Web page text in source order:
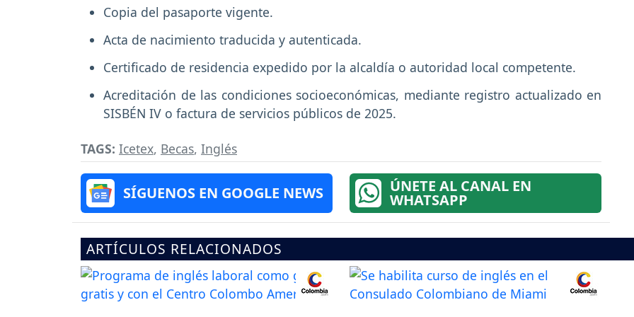
Copia del pasaporte vigente.
Acta de nacimiento traducida y autenticada.
Certificado de residencia expedido por la alcaldía o autoridad local competente.
Acreditación de las condiciones socioeconómicas, mediante registro actualizado en
SISBÉN IV o factura de servicios públicos de 2025.
TAGS: Icetex, Becas, Inglés
SÍGUENOS EN GOOGLE NEWS ÚNETE AL CANAL EN
WHATSAPP
ARTÍCULOS RELACIONADOS